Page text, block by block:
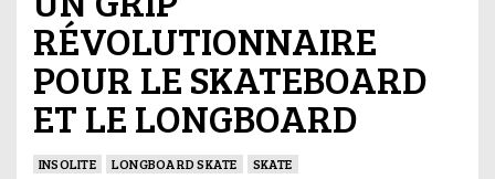
RÉVOLUTIONNAIRE
POUR LE SKATEBOARD
ET LE LONGBOARD
INSOLITE LONGBOARD SKATE SKATE